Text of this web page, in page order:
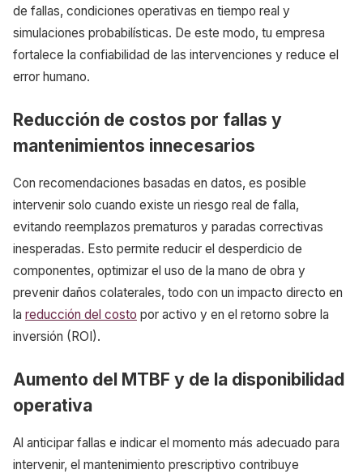
de fallas, condiciones operativas en tiempo real y
simulaciones probabilísticas. De este modo, tu empresa
fortalece la confiabilidad de las intervenciones y reduce el
error humano.
Reducción de costos por fallas y
mantenimientos innecesarios
Con recomendaciones basadas en datos, es posible
intervenir solo cuando existe un riesgo real de falla,
evitando reemplazos prematuros y paradas correctivas
inesperadas. Esto permite reducir el desperdicio de
componentes, optimizar el uso de la mano de obra y
prevenir daños colaterales, todo con un impacto directo en
la reducción del costo por activo y en el retorno sobre la
inversión (ROI).
Aumento del MTBF y de la disponibilidad
operativa
Al anticipar fallas e indicar el momento más adecuado para
intervenir, el mantenimiento prescriptivo contribuye